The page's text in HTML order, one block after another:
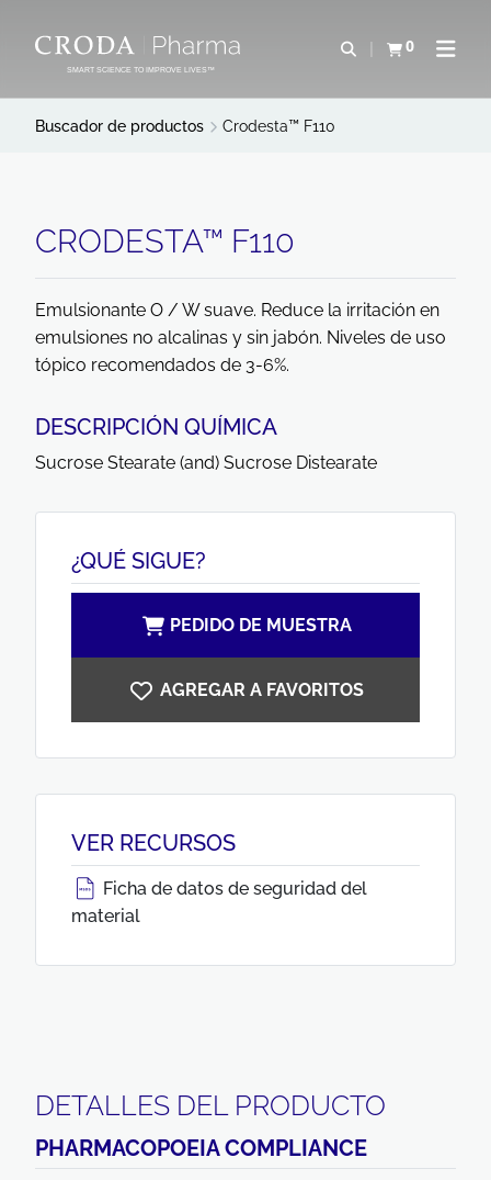
CONTENIDOSMART SCIENCE TO IMPROVE LIVES™
Abrir0
Ver carritoAbrir
Buscador de productos Crodesta™ F110
CRODESTA™ F110
Emulsionante O / W suave. Reduce la irritación en
emulsiones no alcalinas y sin jabón. Niveles de uso
tópico recomendados de 3-6%.
DESCRIPCIÓN QUÍMICA
Sucrose Stearate (and) Sucrose Distearate
¿QUÉ SIGUE?
PEDIDO DE MUESTRA
AGREGAR A FAVORITOS
VER RECURSOS
Ficha de datos de seguridad del
material
DETALLES DEL PRODUCTO
PHARMACOPOEIA COMPLIANCE